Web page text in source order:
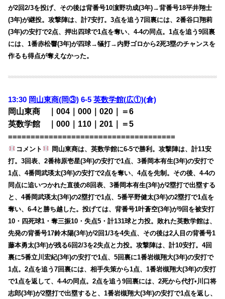
が2回2/3を投げ、その後は背番号10濵野功成(3年)→背番号18平井翔士
(3年)が継投。攻撃陣は、計7安打。3点を追う7回裏には、2番谷口翔莉
(3年)の安打で2点、押出四球で1点を奪い、4-4の同点。1点を追う9回裏
には、1番赤松響(3年)が四球→犠打→内野ゴロから2死3塁のチャンスを
作るも得点が奪えなかった。
13:30 岡山東商(岡③) 6-5英数学館(広①)(倉)
岡山東商 ｜004｜000｜020｜＝6
英数学館 ｜000｜110｜201｜＝5
=====================================
コメント
岡山東商は、英数学館に6-5で勝利。攻撃陣は、計11安
打。3回表、2番柿原壱星(3年)の安打で1点、3番岡本有生(3年)の安打で
1点、4番岡武瑛太(3年)の安打で2点を奪い、4点を先制。その後、4-4の
同点に追いつかれた直後の8回表、3番岡本有生(3年)が2塁打で出塁する
と、4番岡武瑛太(3年)の2塁打で1点、5番平野健太(3年)の2塁打で1点を
奪い、6-4と勝ち越した。投げては、背番号1叶蒼空(3年)が9回を被安打
10・四死球1・奪三振10・失点5・計131球と力投。敗れた英数学館は、
先発の背番号17鈴木陽(3年)が2回1/3を4失点、その後は2人目の背番号1
藤本勇太(3年)が残る6回2/3を2失点と力投。攻撃陣は、計10安打。4回
裏に5番立川宏紀(3年)の安打で1点、5回裏に1番岩槻翔大(3年)の安打で
1点。2点を追う7回裏には、相手失策から1点、1番岩槻翔大(3年)の安打
で1点を返して、4-4の同点。2点を追う9回裏には、2死から代打•川口将
志郎(3年)が2塁打で出塁すると、1番岩槻翔大(3年)の安打で1点を返し、